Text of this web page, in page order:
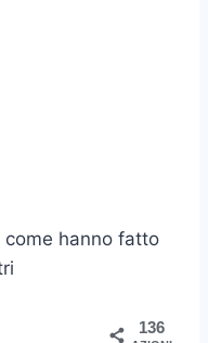
136